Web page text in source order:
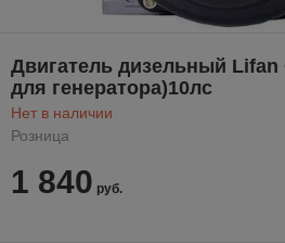
Двигатель дизельный Lifan
для генератора)10лс
Нет в наличии
Розница
1 840 руб.